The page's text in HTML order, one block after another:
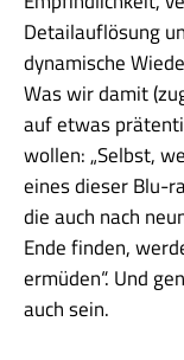
Detailauflösung
dynamische
Was wir damit
auf etwas
wollen: „Selbst,
eines dieser Blu-
die auch nach
Ende finden,
ermüden“. Und
auch sein.